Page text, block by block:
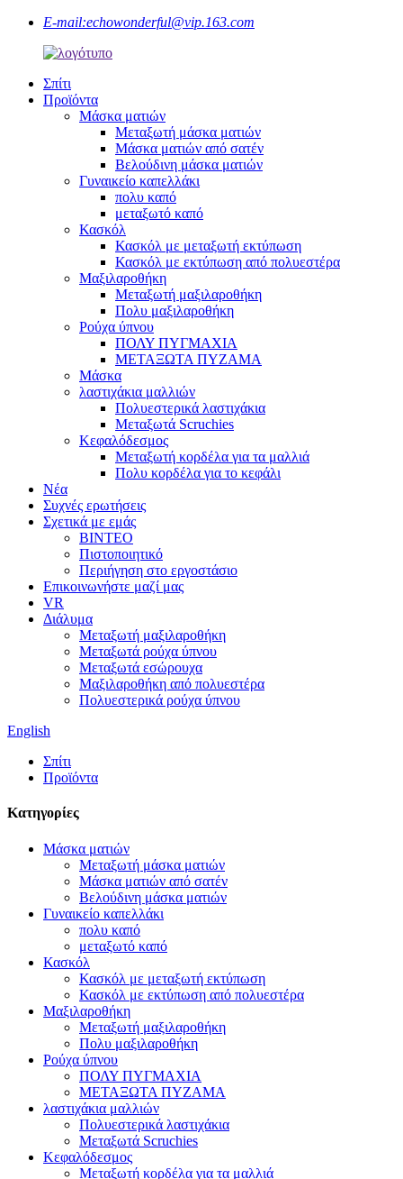
E-mail:echowonderful@vip.163.com
Σπίτι
Προϊόντα
Μάσκα ματιών
Μεταξωτή μάσκα ματιών
Μάσκα ματιών από σατέν
Βελούδινη μάσκα ματιών
Γυναικείο καπελλάκι
πολυ καπό
μεταξωτό καπό
Κασκόλ
Κασκόλ με μεταξωτή εκτύπωση
Κασκόλ με εκτύπωση από πολυεστέρα
Μαξιλαροθήκη
Μεταξωτή μαξιλαροθήκη
Πολυ μαξιλαροθήκη
Ρούχα ύπνου
ΠΟΛΥ ΠΥΓΜΑΧΙΑ
ΜΕΤΑΞΩΤΑ ΠΥΖΑΜΑ
Μάσκα
λαστιχάκια μαλλιών
Πολυεστερικά λαστιχάκια
Μεταξωτά Scruchies
Κεφαλόδεσμος
Μεταξωτή κορδέλα για τα μαλλιά
Πολυ κορδέλα για το κεφάλι
Νέα
Συχνές ερωτήσεις
Σχετικά με εμάς
ΒΙΝΤΕΟ
Πιστοποιητικό
Περιήγηση στο εργοστάσιο
Επικοινωνήστε μαζί μας
VR
Διάλυμα
Μεταξωτή μαξιλαροθήκη
Μεταξωτά ρούχα ύπνου
Μεταξωτά εσώρουχα
Μαξιλαροθήκη από πολυεστέρα
Πολυεστερικά ρούχα ύπνου
English
Σπίτι
Προϊόντα
Κατηγορίες
Μάσκα ματιών
Μεταξωτή μάσκα ματιών
Μάσκα ματιών από σατέν
Βελούδινη μάσκα ματιών
Γυναικείο καπελλάκι
πολυ καπό
μεταξωτό καπό
Κασκόλ
Κασκόλ με μεταξωτή εκτύπωση
Κασκόλ με εκτύπωση από πολυεστέρα
Μαξιλαροθήκη
Μεταξωτή μαξιλαροθήκη
Πολυ μαξιλαροθήκη
Ρούχα ύπνου
ΠΟΛΥ ΠΥΓΜΑΧΙΑ
ΜΕΤΑΞΩΤΑ ΠΥΖΑΜΑ
λαστιχάκια μαλλιών
Πολυεστερικά λαστιχάκια
Μεταξωτά Scruchies
Κεφαλόδεσμος
Μεταξωτή κορδέλα για τα μαλλιά